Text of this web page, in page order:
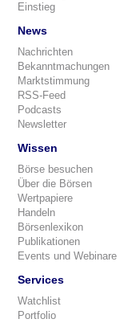
Einstieg
News
Nachrichten
Bekanntmachungen
Marktstimmung
RSS-Feed
Podcasts
Newsletter
Wissen
Börse besuchen
Über die Börsen
Wertpapiere
Handeln
Börsenlexikon
Publikationen
Events und Webinare
Services
Watchlist
Portfolio